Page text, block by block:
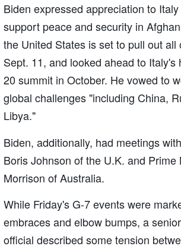
Biden expressed appreciation to
support peace and security in
the United States is set to pull out all
Sept. 11, and looked ahead to Italy's
20 summit in October. He vowed to
global challenges "including China,
Libya."
Biden, additionally, had meetings
Boris Johnson of the U.K. and Prime
Morrison of Australia.
While Friday's G-7 events were
embraces and elbow bumps, a
official described some tension